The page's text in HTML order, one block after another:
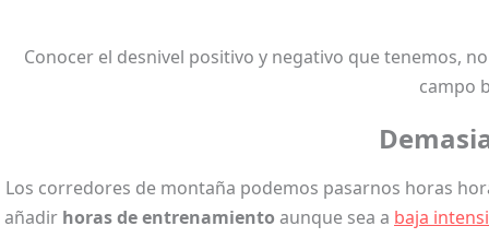
Conocer el desnivel positivo y negativo que tenemos,
campo
Los corredores de montaña podemos pasarnos horas
añadir horas de entrenamiento aunque sea a baja